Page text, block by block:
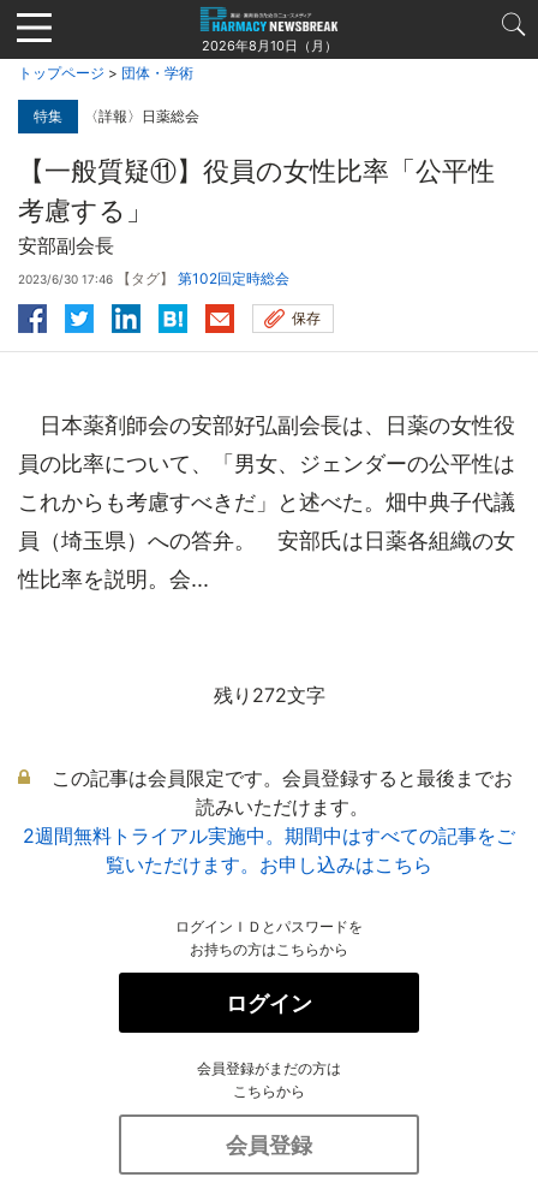
Jump
to
navigation
2026年8月10日（月）
トップページ > 団体・学術
特集 〈詳報〉日薬総会
【一般質疑⑪】役員の女性比率「公平性
考慮する」
安部副会長
2023/6/30 17:46 【タグ】 第102回定時総会
保存
日本薬剤師会の安部好弘副会長は、日薬の女性役
員の比率について、「男女、ジェンダーの公平性は
これからも考慮すべきだ」と述べた。畑中典子代議
員（埼玉県）への答弁。 安部氏は日薬各組織の女
性比率を説明。会...
残り272文字
この記事は会員限定です。会員登録すると最後までお
読みいただけます。
2週間無料トライアル実施中。期間中はすべての記事をご
覧いただけます。お申し込みはこちら
ログインＩＤとパスワードを
お持ちの方はこちらから
ログイン
会員登録がまだの方は
こちらから
会員登録